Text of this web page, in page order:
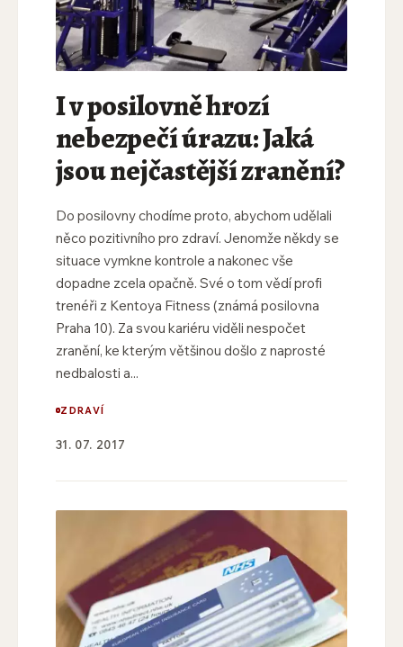
I v posilovně hrozí
nebezpečí úrazu: Jaká
jsou nejčastější zranění?
Do posilovny chodíme proto, abychom udělali
něco pozitivního pro zdraví. Jenomže někdy se
situace vymkne kontrole a nakonec vše
dopadne zcela opačně. Své o tom vědí profi
trenéři z Kentoya Fitness (známá posilovna
Praha 10). Za svou kariéru viděli nespočet
zranění, ke kterým většinou došlo z naprosté
nedbalosti a...
ZDRAVÍ
31. 07. 2017